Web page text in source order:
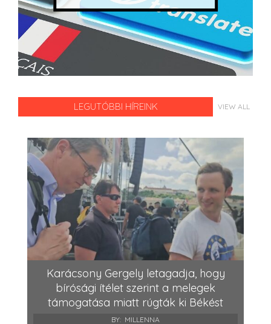
LEGUTÓBBI HÍREINK VIEW ALL
Karácsony Gergely letagadja, hogy
bírósági ítélet szerint a melegek
támogatása miatt rúgták ki Békést
BY: MILLENNA